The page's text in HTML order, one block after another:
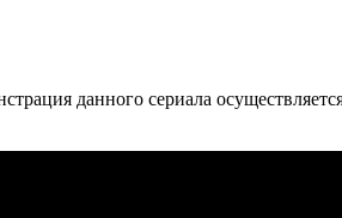
дан­но­го се­риа­ла